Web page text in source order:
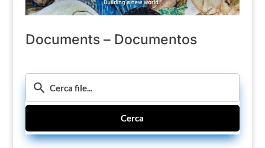
Documents – Documentos
Cerca